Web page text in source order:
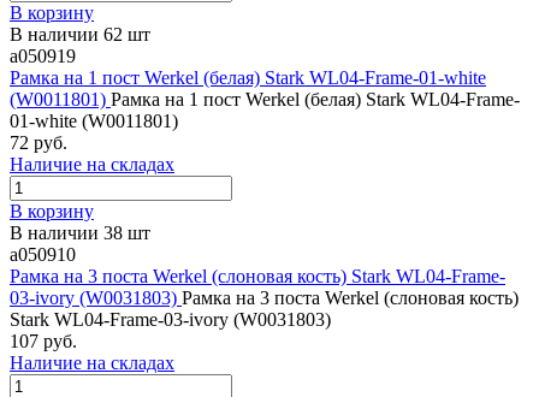
В корзину
В наличии 62 шт
a050919
Рамка на 1 пост Werkel (белая) Stark WL04-Frame-01-white
(W0011801) Рамка на 1 пост Werkel (белая) Stark WL04-Frame-
01-white (W0011801)
72 руб.
Наличие на складах
В корзину
В наличии 38 шт
a050910
Рамка на 3 поста Werkel (слоновая кость) Stark WL04-Frame-
03-ivory (W0031803) Рамка на 3 поста Werkel (слоновая кость)
Stark WL04-Frame-03-ivory (W0031803)
107 руб.
Наличие на складах